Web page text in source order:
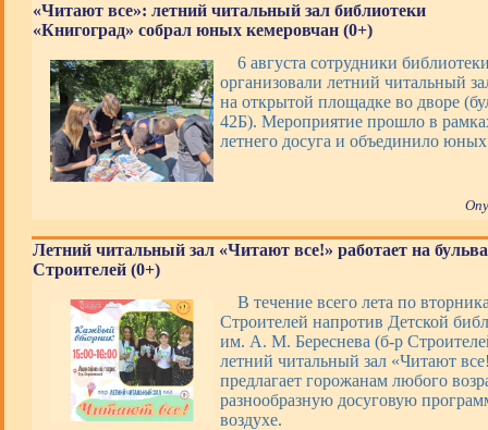
«Читают все»: летний читальный зал библиотеки
«Книгоград» собрал юных кемеровчан (0+)
6 августа сотрудники
организовали летний читальный
на открытой площадке во дворе
42Б). Мероприятие прошло в
летнего досуга и объединило
Летний читальный зал «Читают все!» работает на
Строителей (0+)
В течение всего лета по
Строителей напротив Детской
им. А. М. Береснева (б-р
летний читальный зал «Читают
предлагает горожанам любого
разнообразную досуговую
воздухе.